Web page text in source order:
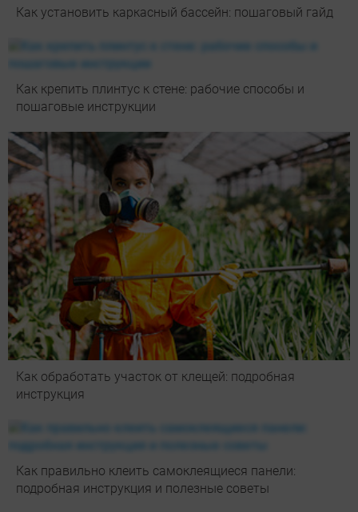
Как установить каркасный бассейн: пошаговый гайд
Как крепить плинтус к стене: рабочие способы и
пошаговые инструкции
Как обработать участок от клещей: подробная
инструкция
Как правильно клеить самоклеящиеся панели:
подробная инструкция и полезные советы